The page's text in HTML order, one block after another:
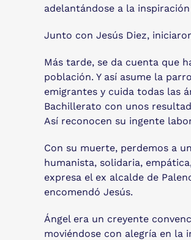
adelantándose a la
Junto con Jesús Diez,
Más tarde, se da cuenta que
población. Y así asume la
emigrantes y cuida todas las
Bachillerato con unos
Así reconocen su ingente
Con su muerte, perdemos a
humanista, solidaria,
expresa el ex alcalde de
encomendó Jesús.
Ángel era un creyente
moviéndose con alegría en la